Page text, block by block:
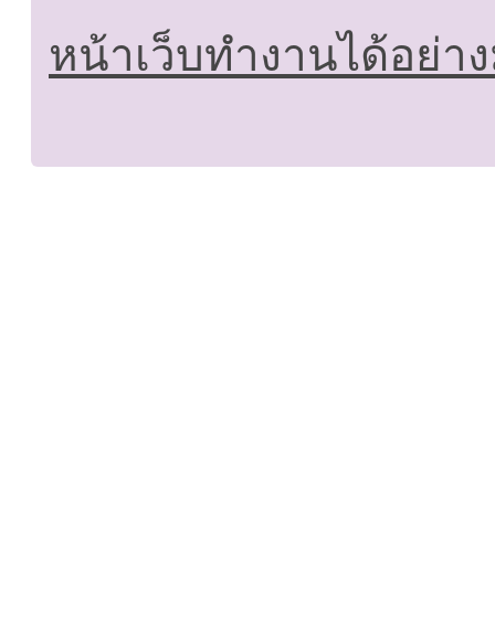
หน้าเว็บทำงานได้อย่า